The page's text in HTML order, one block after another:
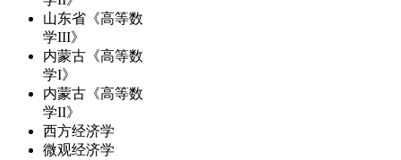
山东省《高等数
学III》
内蒙古《高等数
学I》
内蒙古《高等数
学II》
西方经济学
微观经济学